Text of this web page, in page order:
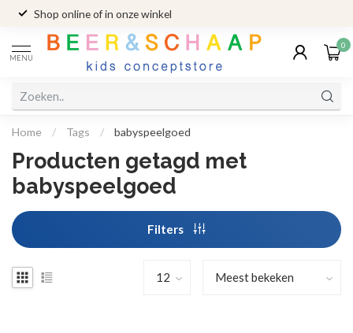
Shop online of in onze winkel
MENU
0
Home / Tags / babyspeelgoed
Producten getagd met
babyspeelgoed
Filters